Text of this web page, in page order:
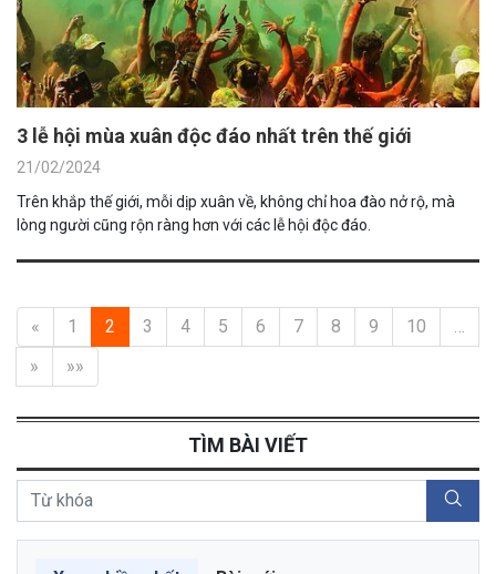
3 lễ hội mùa xuân độc đáo nhất trên thế giới
21/02/2024
Trên khắp thế giới, mỗi dịp xuân về, không chỉ hoa đào nở rộ, mà
lòng người cũng rộn ràng hơn với các lễ hội độc đáo.
« 1 2 3 4 5 6 7 8 9 10
»
»»
TÌM BÀI VIẾT